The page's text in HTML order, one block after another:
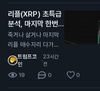
견에 가장 많이 댓글
달렸네요 시기적으로
도 10월이 주기와도
딱 떨어져서 얼마나
버텨주는지 잘봐야할
리플(XRP) 초특급
분석, 마지막 한번
받아볼만한 자리 오
는중
N
죽거나 살거나 마지막
리플 매수자리 다가오
는중 대략 0.95불 근
처 저기가 깨진다면
다른 알트코인과 마찬
트럼프코
인
·
23시간
전
19 0 0